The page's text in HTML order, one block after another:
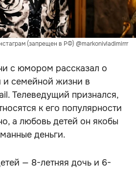
(запрещен в РФ) @markonivladimirrr
с юмором рассказал о
и семейной жизни в
Телеведущий признался,
к его популярности
а любовь детей он якобы
деньги.
— 8-летняя дочь и 6-